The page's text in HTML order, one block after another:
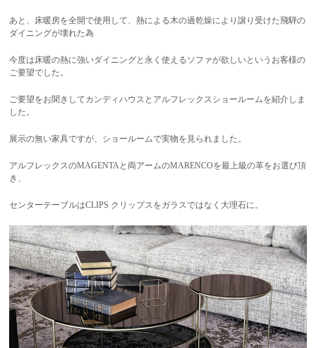
あと、床暖房を全開で使用して、熱による木の過乾燥により譲り受けた飛騨の
ダイニングが壊れた為
今度は床暖の熱に強いダイニングと永く使えるソファが欲しいというお客様の
ご要望でした。
ご要望をお聞きしてカンディハウスとアルフレックスショールームを紹介しま
した。
展示の無い家具ですが、ショールームで実物を見られました。
アルフレックスのMAGENTAと両アームのMARENCOを最上級の革をお選び頂
き、
センターテーブルはCLIPS クリップスをガラスではなく大理石に。